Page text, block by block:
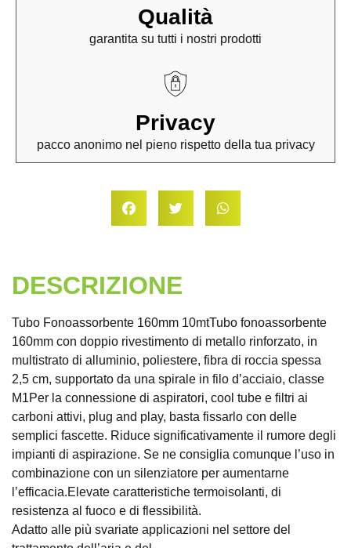
Qualità
garantita su tutti i nostri prodotti
Privacy
pacco anonimo nel pieno rispetto della tua privacy
DESCRIZIONE
Tubo Fonoassorbente 160mm 10mtTubo fonoassorbente
160mm con doppio rivestimento di metallo rinforzato, in
multistrato di alluminio, poliestere, fibra di roccia spessa
2,5 cm, supportato da una spirale in filo d’acciaio, classe
M1Per la connessione di aspiratori, cool tube e filtri ai
carboni attivi, plug and play, basta fissarlo con delle
semplici fascette. Riduce significativamente il rumore degli
impianti di aspirazione. Se ne consiglia comunque l’uso in
combinazione con un silenziatore per aumentarne
l’efficacia.Elevate caratteristiche termoisolanti, di
resistenza al fuoco e di flessibilità.
Adatto alle più svariate applicazioni nel settore del